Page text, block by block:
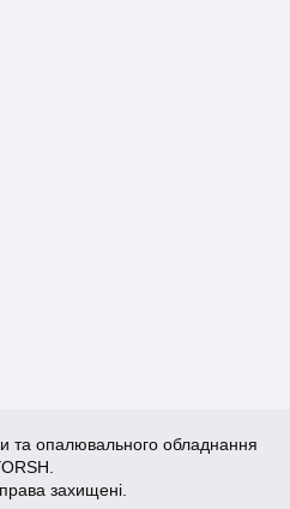
та опалювального обладнання
захищені.